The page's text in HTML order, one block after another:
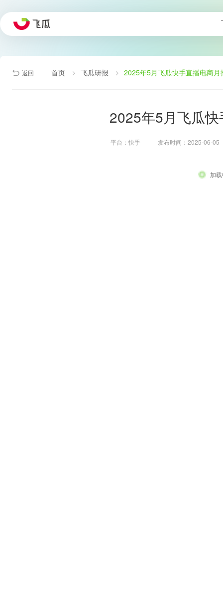
返回 首页 飞瓜研报 2025年5月飞瓜快手直播电商月
2025年5月飞瓜
平台：快手 发布时间：2025-06-05
加